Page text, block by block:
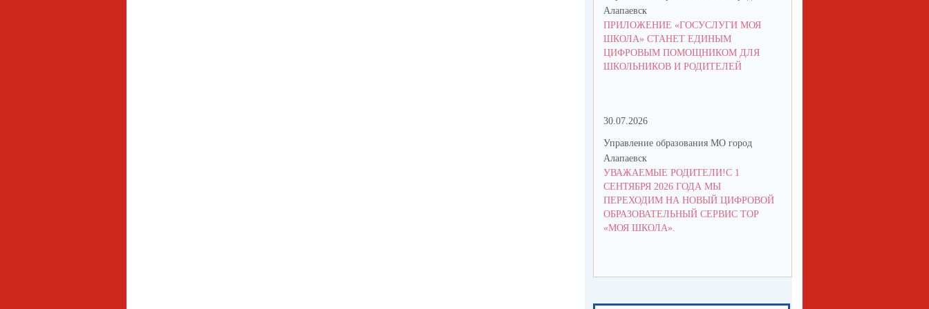
Алапаевск
ПРИЛОЖЕНИЕ «ГОСУСЛУГИ МОЯ
ШКОЛА» СТАНЕТ ЕДИНЫМ
ЦИФРОВЫМ ПОМОЩНИКОМ ДЛЯ
ШКОЛЬНИКОВ И РОДИТЕЛЕЙ
30.07.2026
Управление образования МО город
Алапаевск
УВАЖАЕМЫЕ РОДИТЕЛИ!С 1
СЕНТЯБРЯ 2026 ГОДА МЫ
ПЕРЕХОДИМ НА НОВЫЙ ЦИФРОВОЙ
ОБРАЗОВАТЕЛЬНЫЙ СЕРВИС ТОР
«МОЯ ШКОЛА».